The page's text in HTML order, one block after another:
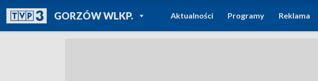
GORZÓW WLKP.POWRÓT DO
TVP REGIONY
Aktualności Programy Reklama